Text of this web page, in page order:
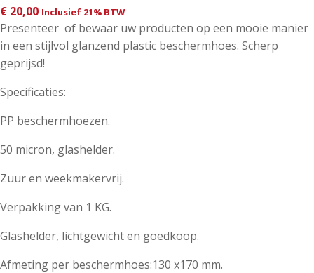
€ 20,00 Inclusief 21% BTW
Presenteer of bewaar uw producten op een mooie manier
in een stijlvol glanzend plastic beschermhoes. Scherp
geprijsd!
Specificaties:
PP beschermhoezen.
50 micron, glashelder.
Zuur en weekmakervrij.
Verpakking van 1 KG.
Glashelder, lichtgewicht en goedkoop.
Afmeting per beschermhoes:130 x170 mm.